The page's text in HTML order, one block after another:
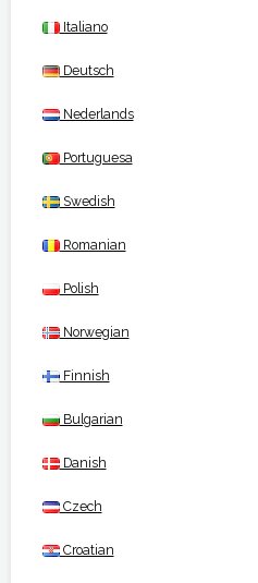
Italiano
Deutsch
Nederlands
Portuguesa
Swedish
Romanian
Polish
Norwegian
Finnish
Bulgarian
Danish
Czech
Croatian